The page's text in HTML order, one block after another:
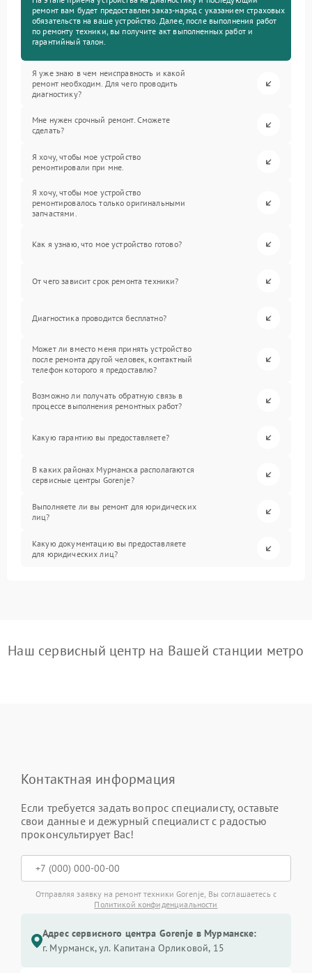
ремонт вам будет предоставлен заказ-наряд с указанием страховых
обязательств на ваше устройство. Далее, после выполнения работ
по ремонту техники, вы получите акт выполненных работ и
гарантийный талон.
Я уже знаю в чем неисправность и какой
ремонт необходим. Для чего проводить
диагностику?
Мне нужен срочный ремонт. Сможете
сделать?
Я хочу, чтобы мое устройство
ремонтировали при мне.
Я хочу, чтобы мое устройство
ремонтировалось только оригинальными
запчастями.
Как я узнаю, что мое устройство готово?
От чего зависит срок ремонта техники?
Диагностика проводится бесплатно?
Может ли вместо меня принять устройство
после ремонта другой человек, контактный
телефон которого я предоставлю?
Возможно ли получать обратную связь в
процессе выполнения ремонтных работ?
Какую гарантию вы предоставляете?
В каких районах Мурманска располагаются
сервисные центры Gorenje?
Выполняете ли вы ремонт для юридических
лиц?
Какую документацию вы предоставляете
для юридических лиц?
Наш сервисный центр на Вашей станции метро
Контактная информация
Если требуется задать вопрос специалисту, оставьте
свои данные и дежурный специалист с радостью
проконсультирует Вас!
Отправляя заявку на ремонт техники Gorenje, Вы соглашаетесь с
Политикой конфиденциальности
Адрес сервисного центра Gorenje в Мурманске:
г. Мурманск, ул. Капитана Орликовой, 15